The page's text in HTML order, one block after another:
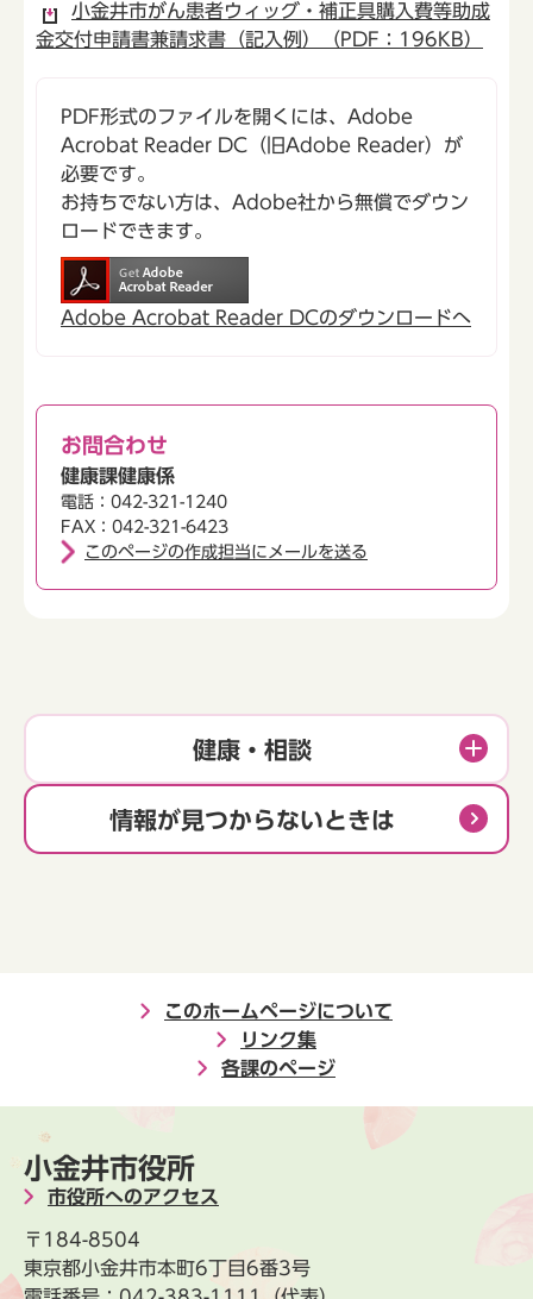
小金井市がん患者ウィッグ・補正具購入費等助成
金交付申請書兼請求書（記入例）（PDF：196KB）
PDF形式のファイルを開くには、Adobe
Acrobat Reader DC（旧Adobe Reader）が
必要です。
お持ちでない方は、Adobe社から無償でダウン
ロードできます。
Adobe Acrobat Reader DCのダウンロードへ
お問合わせ
健康課健康係
電話：042-321-1240
FAX：042-321-6423
このページの作成担当にメールを送る
健康・相談
情報が見つからないときは
このホームページについて
リンク集
各課のページ
小金井市役所
市役所へのアクセス
〒184-8504
東京都小金井市本町6丁目6番3号